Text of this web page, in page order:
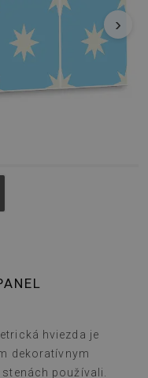
›
hviezda je
dekoratívnym
používali.